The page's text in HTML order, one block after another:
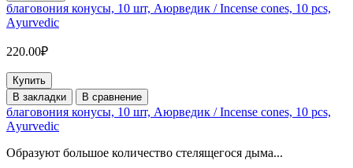
благовония конусы, 10 шт, Аюрведик / Incense cones, 10 pcs,
Аyurvedic
220.00₽
Купить
В закладки
В сравнение
благовония конусы, 10 шт, Аюрведик / Incense cones, 10 pcs,
Аyurvedic
Образуют большое количество стелящегося дыма...